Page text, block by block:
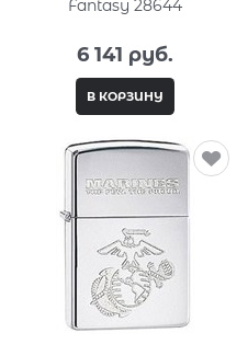
Fantasy 28644
6 141 руб.
В КОРЗИНУ